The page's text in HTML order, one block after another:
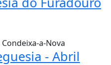
a-Nova
- Abril